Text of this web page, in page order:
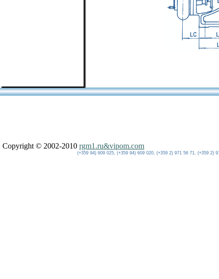
Copyright © 2002-2010 rgm1.ru&vipom.com
(+359 94) 609 025, (+359 94) 609 020, (+359 2) 971 56 71, (+359 2)